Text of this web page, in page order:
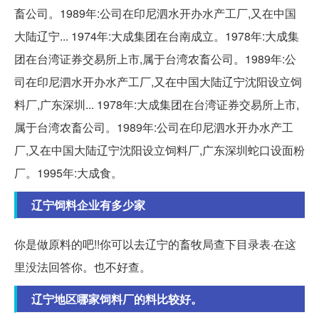
畜公司。1989年:公司在印尼泗水开办水产工厂,又在中国
大陆辽宁... 1974年:大成集团在台南成立。1978年:大成集
团在台湾证券交易所上市,属于台湾农畜公司。1989年:公
司在印尼泗水开办水产工厂,又在中国大陆辽宁沈阳设立饲
料厂,广东深圳... 1978年:大成集团在台湾证券交易所上市,
属于台湾农畜公司。1989年:公司在印尼泗水开办水产工
厂,又在中国大陆辽宁沈阳设立饲料厂,广东深圳蛇口设面粉
厂。1995年:大成食。
辽宁饲料企业有多少家
你是做原料的吧!!你可以去辽宁的畜牧局查下目录表·在这
里没法回答你。也不好查。
辽宁地区哪家饲料厂的料比较好。